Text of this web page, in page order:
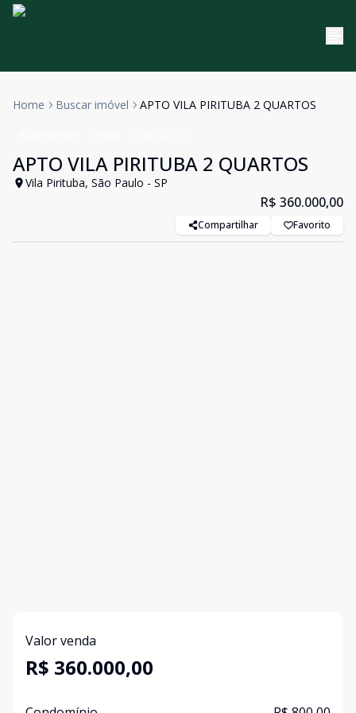
Home Buscar imóvel APTO VILA PIRITUBA 2 QUARTOS
APTO VILA PIRITUBA 2 QUARTOS
Vila Pirituba, São Paulo - SP
R$ 360.000,00
Compartilhar Favorito
Valor venda
R$ 360.000,00